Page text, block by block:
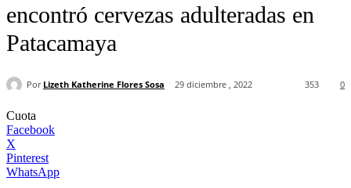
encontró cervezas adulteradas en
Patacamaya
Por Lizeth Katherine Flores Sosa 29 diciembre , 2022 0
353
Cuota
Facebook
X
Pinterest
WhatsApp